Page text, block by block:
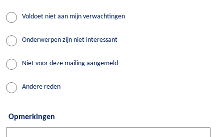
Voldoet niet aan mijn verwachtingen
Onderwerpen zijn niet interessant
Niet voor deze mailing aangemeld
Andere reden
Opmerkingen